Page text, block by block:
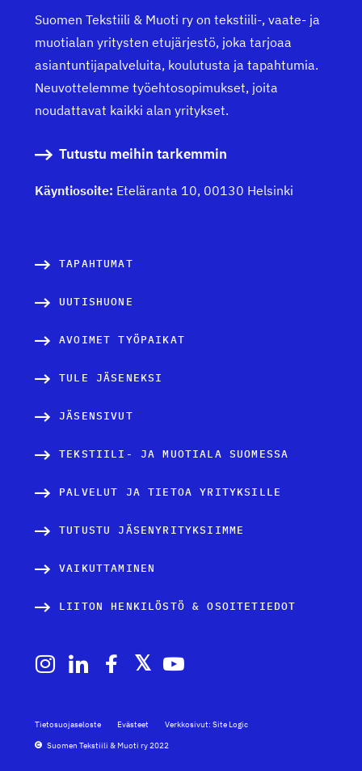
Suomen Tekstiili & Muoti ry on tekstiili-, vaate- ja
muotialan yritysten etujärjestö, joka tarjoaa
asiantuntijapalveluita, koulutusta ja tapahtumia.
Neuvottelemme työehtosopimukset, joita
noudattavat kaikki alan yritykset.
Tutustu meihin tarkemmin
Käyntiosoite: Eteläranta 10, 00130 Helsinki
TAPAHTUMAT
UUTISHUONE
AVOIMET TYÖPAIKAT
TULE JÄSENEKSI
JÄSENSIVUT
TEKSTIILI- JA MUOTIALA SUOMESSA
PALVELUT JA TIETOA YRITYKSILLE
TUTUSTU JÄSENYRITYKSIIMME
VAIKUTTAMINEN
LIITON HENKILÖSTÖ & OSOITETIEDOT
Tietosuojaseloste Evästeet
Verkkosivut: Site Logic
Suomen Tekstiili & Muoti ry 2022